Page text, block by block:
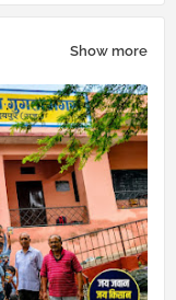
Show more